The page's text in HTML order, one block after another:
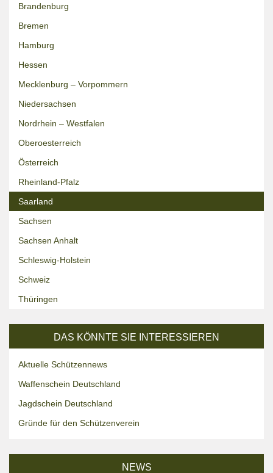
Brandenburg
Bremen
Hamburg
Hessen
Mecklenburg – Vorpommern
Niedersachsen
Nordrhein – Westfalen
Oberoesterreich
Österreich
Rheinland-Pfalz
Saarland
Sachsen
Sachsen Anhalt
Schleswig-Holstein
Schweiz
Thüringen
DAS KÖNNTE SIE INTERESSIEREN
Aktuelle Schützennews
Waffenschein Deutschland
Jagdschein Deutschland
Gründe für den Schützenverein
NEWS